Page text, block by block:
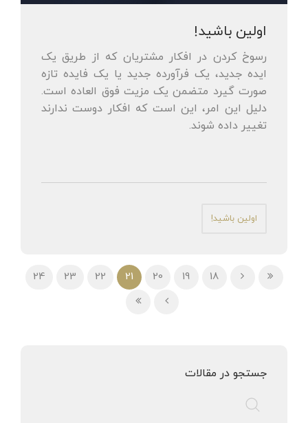
اولین باشید!
رسوخ کردن در افکار مشتریان که از طریق یک
ایده جدید، یک فرآورده جدید یا یک فایده تازه
صورت گیرد متضمن یک مزیت فوق العاده است.
دلیل این امر، این است که افکار دوست ندارند
تغییر داده شوند.
اولین باشید!
18
19
20
21
22
23
24
جستجو در مقالات